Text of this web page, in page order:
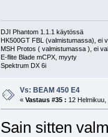
DJI Phantom 1.1.1 käytössä
HK500GT FBL (valmistumassa), ei
MSH Protos ( valmistumassa ), ei
E-flite Blade mCPX, myyty
Spektrum DX 6i
Vs: BEAM 450 E4
« Vastaus #35 : 12
Sain sitten